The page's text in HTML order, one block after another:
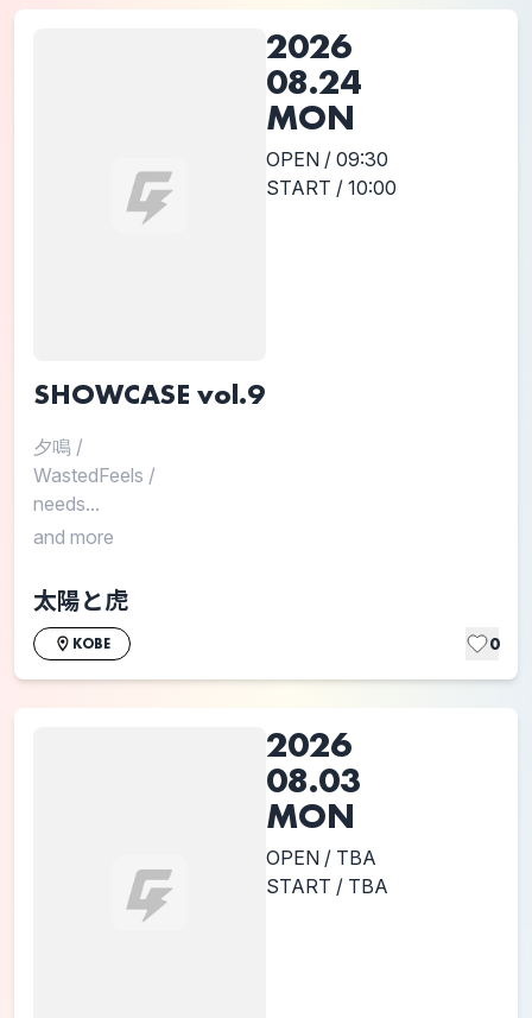
2026
08.24
MON
OPEN / 09:30
START / 10:00
SHOWCASE vol.9
夕鳴 /
WastedFeels /
needs...
and more
太陽と虎
KOBE 0
2026
08.03
MON
OPEN / TBA
START / TBA